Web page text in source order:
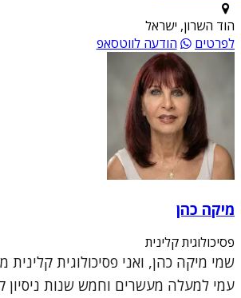
הוד השרון, ישראל
לפרטים
הודעה לווטסאפ
מיקה כהן
פסיכולוגית קלינית
שמי מיקה כהן, ואני פסיכולוגית קלינית
עמי למעלה מעשרים וחמש שנות ניסיון